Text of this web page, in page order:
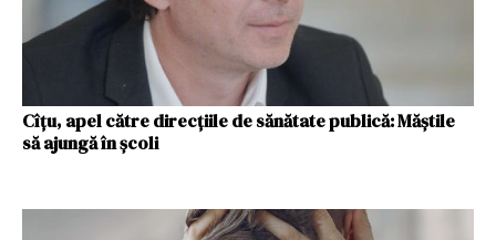
Cîțu, apel către direcțiile de sănătate publică: Măștile
să ajungă în școli